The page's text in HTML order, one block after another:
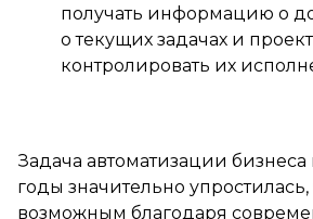
получать информацию о
о текущих задачах и
контролировать их
Задача автоматизации
годы значительно упростилась,
возможным благодаря